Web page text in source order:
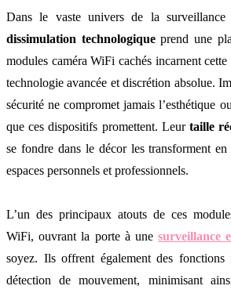
Dans le vaste univers de la surveillance
dissimulation technologiqueprend une
modules caméra WiFi cachés incarnent
technologie avancée et discrétion absolue.
sécurité ne compromet jamais l’esthétique
que ces dispositifs promettent. Leur taille
se fondre dans le décor les transforment
espaces personnels et professionnels.
L’un des principaux atouts de ces
WiFi, ouvrant la porte à unesurveillance
soyez. Ils offrent également des fonctions
détection de mouvement, minimisant